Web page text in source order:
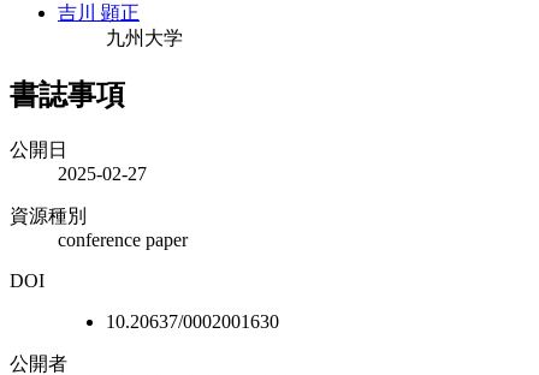
吉川 顕正
九州大学
書誌事項
公開日
2025-02-27
資源種別
conference paper
DOI
10.20637/0002001630
公開者